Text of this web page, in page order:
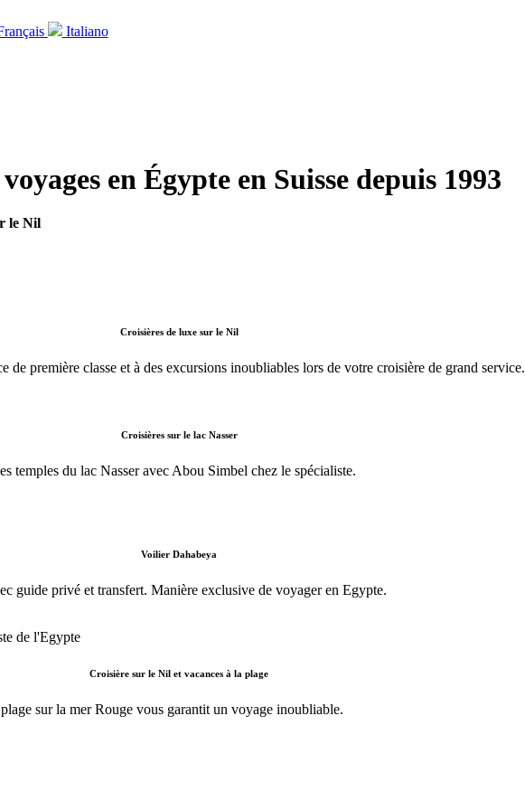
Italiano
en Égypte en Suisse depuis 1993
le Nil
Croisières de luxe sur le Nil
de première classe et à des excursions inoubliables lors de votre croisière de grand service.
Croisières sur le lac Nasser
temples du lac Nasser avec Abou Simbel chez le spécialiste.
Voilier Dahabeya
guide privé et transfert. Manière exclusive de voyager en Egypte.
Croisière sur le Nil et vacances à la plage
sur la mer Rouge vous garantit un voyage inoubliable.